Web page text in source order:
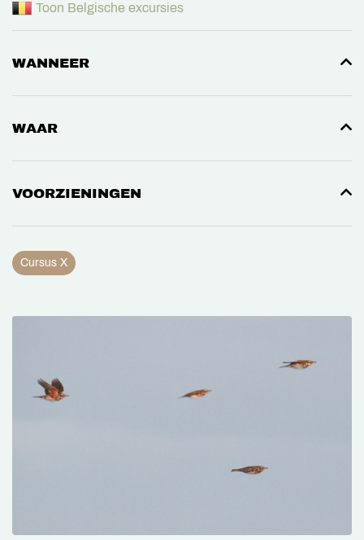
Toon Belgische excursies
WANNEER
WAAR
VOORZIENINGEN
Cursus X